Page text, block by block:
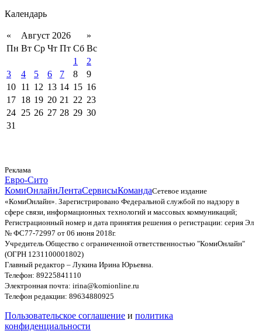
Календарь
« Август 2026
»
Пн Вт Ср Чт Пт Сб Вс
1
2
3
4 5 6 7 8
9
10 11 12 13 14 15 16
17 18 19 20 21 22 23
24 25 26 27 28 29 30
31
Реклама
Евро-Сито
КомиОнлайнЛентаСервисыКомандаСетевое издание
«КомиОнлайн». Зарегистрировано Федеральной службой по надзору в
сфере связи, информационных технологий и массовых коммуникаций;
Регистрационный номер и дата принятия решения о регистрации: серия Эл
№ ФС77-72997 от 06 июня 2018г.
Учредитель Общество с ограниченной ответственностью "КомиОнлайн"
(ОГРН 1231100001802)
Главный редактор – Лукина Ирина Юрьевна.
Телефон: 89225841110
Электронная почта: irina@komionline.ru
Телефон редакции: 89634880925
Пользовательское соглашение и политика
конфиденциальности